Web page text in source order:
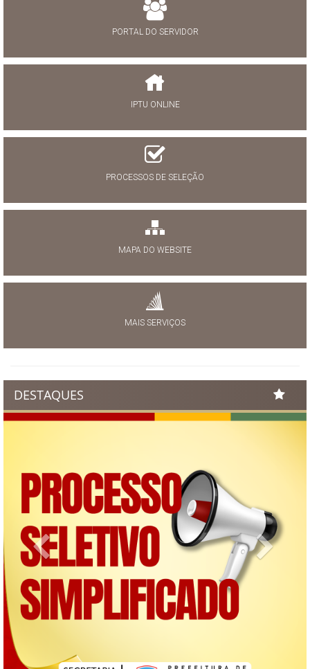
PORTAL DO SERVIDOR
IPTU ONLINE
PROCESSOS DE SELEÇÃO
MAPA DO WEBSITE
MAIS SERVIÇOS
DESTAQUES
Previous Next